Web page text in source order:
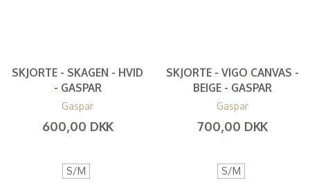
SKJORTE - SKAGEN - HVID
- GASPAR
Gaspar
600,00 DKK
S/M
SKJORTE - VIGO CANVAS -
BEIGE - GASPAR
Gaspar
700,00 DKK
S/M